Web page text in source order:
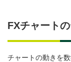
FXチャート
チャートの動きを